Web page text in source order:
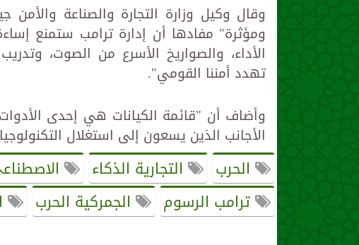
وقال وكيل وزارة التجارة والصناعة
ومؤثرة" مفادها أن إدارة ترامب ستمنع
الأداء، والصواريخ الأسرع من الصوت،
تهدد أمننا القومي".
وأضاف أن "قائمة الكيانات هي إحدى الأدوات
الأجانب الذين يسعون إلى استغلال
الحرب التجارية الذكاء
ترامب الرسوم
الجمركية الحرب